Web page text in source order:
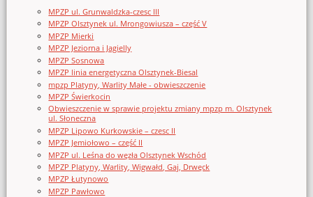
MPZP ul. Grunwaldzka-czesc III
MPZP Olsztynek ul. Mrongowiusza – część V
MPZP Mierki
MPZP Jeziorna i Jagielly
MPZP Sosnowa
MPZP linia energetyczna Olsztynek-Biesal
mpzp Platyny, Warlity Małe - obwieszczenie
MPZP Świerkocin
Obwieszczenie w sprawie projektu zmiany mpzp m. Olsztynek
ul. Słoneczna
MPZP Lipowo Kurkowskie – czesc II
MPZP Jemiołowo – część II
MPZP ul. Leśna do węzła Olsztynek Wschód
MPZP Platyny, Warlity, Wigwałd, Gaj, Drwęck
MPZP Łutynowo
MPZP Pawłowo